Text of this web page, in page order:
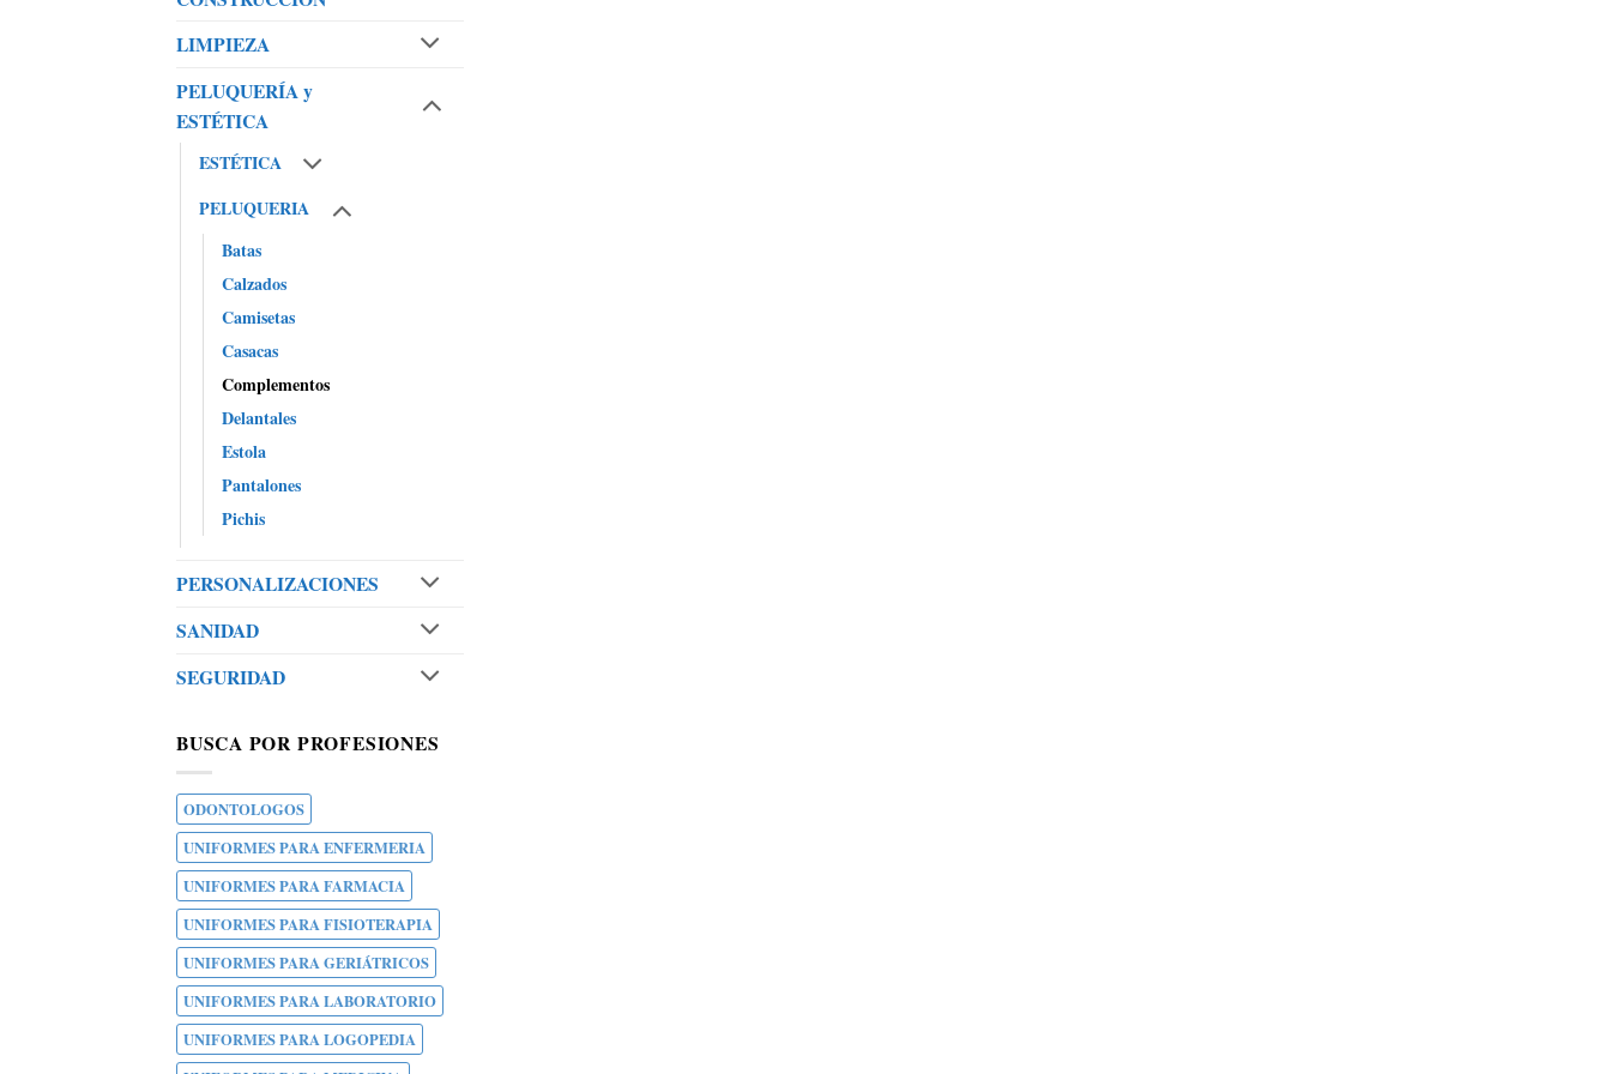
LIMPIEZA
PELUQUERÍA y
ESTÉTICA
ESTÉTICA
PELUQUERIA
Batas
Calzados
Camisetas
Casacas
Complementos
Delantales
Estola
Pantalones
Pichis
PERSONALIZACIONES
SANIDAD
SEGURIDAD
BUSCA POR PROFESIONES
ODONTOLOGOS
UNIFORMES PARA ENFERMERIA
UNIFORMES PARA FARMACIA
UNIFORMES PARA FISIOTERAPIA
UNIFORMES PARA GERIÁTRICOS
UNIFORMES PARA LABORATORIO
UNIFORMES PARA LOGOPEDIA